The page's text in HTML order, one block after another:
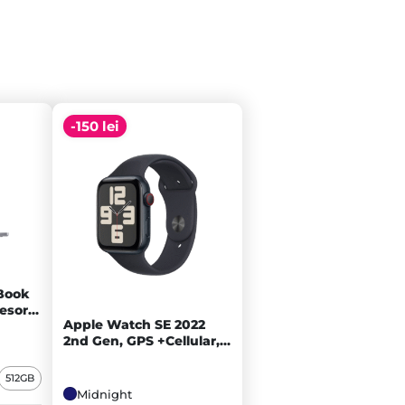
512GB
-150 lei
Apple Watch SE 2022
2nd Gen, GPS +Cellular,
Midnight - A+
Midnight